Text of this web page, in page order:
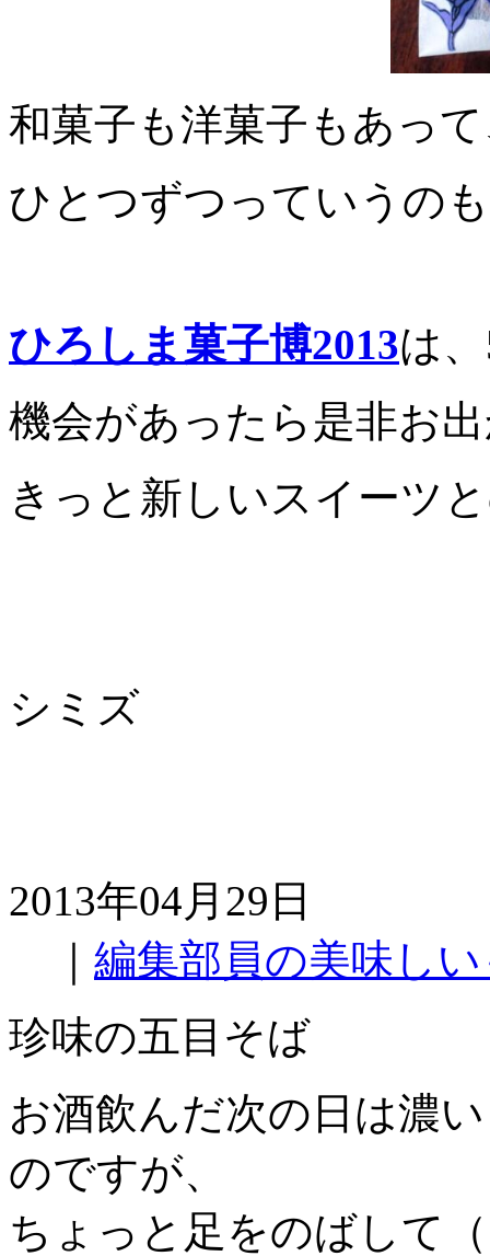
和菓子も洋菓子もあっ
ひとつずつっていうの
ひろしま菓子博2013は
機会があったら是非お
きっと新しいスイーツ
シミズ
2013年04月29日
編集部員の美味し
珍味の五目そば
お酒飲んだ次の日は濃
のですが、
ちょっと足をのばして